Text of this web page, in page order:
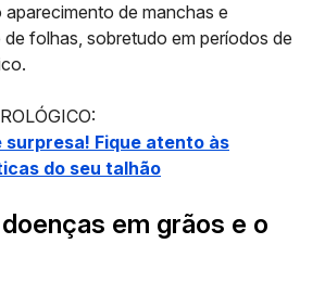
de manchas e
folhas, sobretudo em períodos de
surpresa! Fique atento às
do seu talhão
em grãos e o